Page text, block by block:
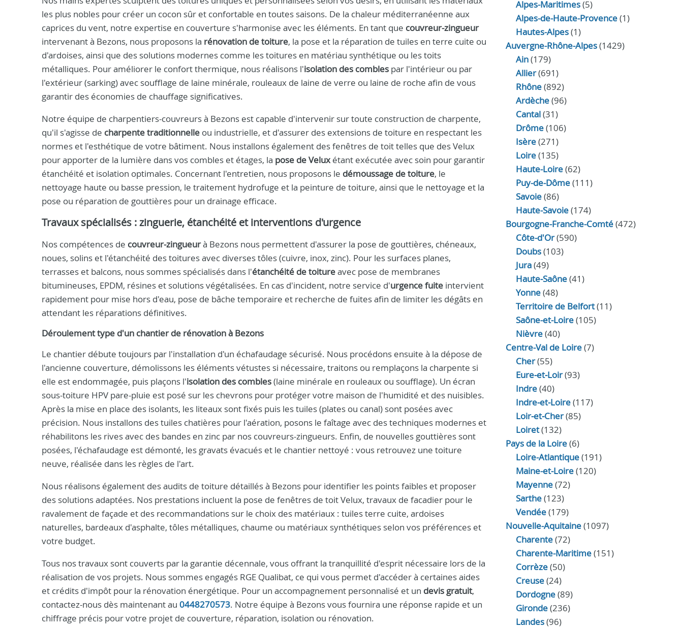
les plus nobles pour créer un cocon sûr et confortable en toutes saisons. De la chaleur méditerranéenne aux
caprices du vent, notre expertise en couverture s'harmonise avec les éléments. En tant que couvreur-zingueur
intervenant à Bezons, nous proposons la rénovation de toiture, la pose et la réparation de tuiles en terre cuite ou
d'ardoises, ainsi que des solutions modernes comme les toitures en matériau synthétique ou les toits
métalliques. Pour améliorer le confort thermique, nous réalisons l'isolation des combles par l'intérieur ou par
l'extérieur (sarking) avec soufflage de laine minérale, rouleaux de laine de verre ou laine de roche afin de vous
garantir des économies de chauffage significatives.
Notre équipe de charpentiers-couvreurs à Bezons est capable d'intervenir sur toute construction de charpente,
qu'il s'agisse de charpente traditionnelle ou industrielle, et d'assurer des extensions de toiture en respectant les
normes et l'esthétique de votre bâtiment. Nous installons également des fenêtres de toit telles que des Velux
pour apporter de la lumière dans vos combles et étages, la pose de Veluxétant exécutée avec soin pour garantir
étanchéité et isolation optimales. Concernant l'entretien, nous proposons le démoussage de toiture, le
nettoyage haute ou basse pression, le traitement hydrofuge et la peinture de toiture, ainsi que le nettoyage et la
pose ou réparation de gouttières pour un drainage efficace.
Travaux spécialisés : zinguerie, étanchéité et interventions d'urgence
Nos compétences de couvreur-zingueurà Bezons nous permettent d'assurer la pose de gouttières, chéneaux,
noues, solins et l'étanchéité des toitures avec diverses tôles (cuivre, inox, zinc). Pour les surfaces planes,
terrasses et balcons, nous sommes spécialisés dans l'étanchéité de toitureavec pose de membranes
bitumineuses, EPDM, résines et solutions végétalisées. En cas d'incident, notre service d'urgence fuite intervient
rapidement pour mise hors d'eau, pose de bâche temporaire et recherche de fuites afin de limiter les dégâts en
attendant les réparations définitives.
Déroulement type d'un chantier de rénovation à Bezons
Le chantier débute toujours par l'installation d'un échafaudage sécurisé. Nous procédons ensuite à la dépose de
l'ancienne couverture, démolissons les éléments vétustes si nécessaire, traitons ou remplaçons la charpente si
elle est endommagée, puis plaçons l'isolation des combles(laine minérale en rouleaux ou soufflage). Un écran
sous-toiture HPV pare-pluie est posé sur les chevrons pour protéger votre maison de l'humidité et des nuisibles.
Après la mise en place des isolants, les liteaux sont fixés puis les tuiles (plates ou canal) sont posées avec
précision. Nous installons des tuiles chatières pour l'aération, posons le faîtage avec des techniques modernes et
réhabilitons les rives avec des bandes en zinc par nos couvreurs-zingueurs. Enfin, de nouvelles gouttières sont
posées, l'échafaudage est démonté, les gravats évacués et le chantier nettoyé : vous retrouvez une toiture
neuve, réalisée dans les règles de l'art.
Nous réalisons également des audits de toiture détaillés à Bezons pour identifier les points faibles et proposer
des solutions adaptées. Nos prestations incluent la pose de fenêtres de toit Velux, travaux de facadier pour le
ravalement de façade et des recommandations sur le choix des matériaux : tuiles terre cuite, ardoises
naturelles, bardeaux d'asphalte, tôles métalliques, chaume ou matériaux synthétiques selon vos préférences et
votre budget.
Tous nos travaux sont couverts par la garantie décennale, vous offrant la tranquillité d'esprit nécessaire lors de la
réalisation de vos projets. Nous sommes engagés RGE Qualibat, ce qui vous permet d'accéder à certaines aides
et crédits d'impôt pour la rénovation énergétique. Pour un accompagnement personnalisé et un devis gratuit,
contactez-nous dès maintenant au 0448270573. Notre équipe à Bezons vous fournira une réponse rapide et un
chiffrage précis pour votre projet de couverture, réparation, isolation ou rénovation.
Alpes-Maritimes(5)
Alpes-de-Haute-Provence(1)
Hautes-Alpes(1)
Auvergne-Rhône-Alpes(1429)
Ain(179)
Allier(691)
Rhône(892)
Ardèche(96)
Cantal(31)
Drôme(106)
Isère(271)
Loire(135)
Haute-Loire(62)
Puy-de-Dôme(111)
Savoie(86)
Haute-Savoie(174)
Bourgogne-Franche-Comté(472)
Côte-d'Or(590)
Doubs(103)
Jura(49)
Haute‑Saône(41)
Yonne(48)
Territoire de Belfort(11)
Saône-et-Loire(105)
Nièvre(40)
Centre-Val de Loire(7)
Cher(55)
Eure‑et‑Loir(93)
Indre(40)
Indre‑et‑Loire(117)
Loir‑et‑Cher(85)
Loiret(132)
Pays de la Loire(6)
Loire-Atlantique(191)
Maine-et-Loire(120)
Mayenne(72)
Sarthe(123)
Vendée(179)
Nouvelle-Aquitaine(1097)
Charente(72)
Charente-Maritime(151)
Corrèze(50)
Creuse(24)
Dordogne(89)
Gironde(236)
Landes(96)